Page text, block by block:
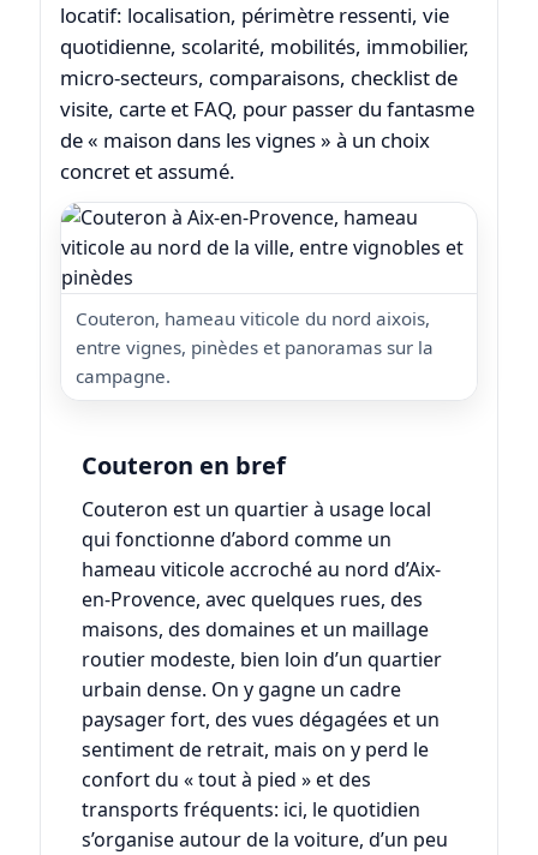
locatif: localisation, périmètre ressenti, vie
quotidienne, scolarité, mobilités, immobilier,
micro-secteurs, comparaisons, checklist de
visite, carte et FAQ, pour passer du fantasme
de « maison dans les vignes » à un choix
concret et assumé.
Couteron, hameau viticole du nord aixois,
entre vignes, pinèdes et panoramas sur la
campagne.
Couteron en bref
Couteron est un quartier à usage local
qui fonctionne d’abord comme un
hameau viticole accroché au nord d’Aix-
en-Provence, avec quelques rues, des
maisons, des domaines et un maillage
routier modeste, bien loin d’un quartier
urbain dense. On y gagne un cadre
paysager fort, des vues dégagées et un
sentiment de retrait, mais on y perd le
confort du « tout à pied » et des
transports fréquents: ici, le quotidien
s’organise autour de la voiture, d’un peu